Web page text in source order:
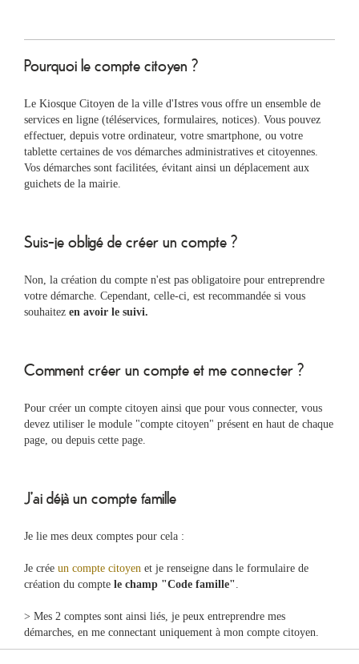
Ma
Culture
&
Loisirs
|
Tourisme
Infos
Circulation
Pourquoi le compte citoyen ?
Le Kiosque Citoyen de la ville d'Istres vous offre un ensemble de
services en ligne (téléservices, formulaires, notices). Vous pouvez
effectuer, depuis votre ordinateur, votre smartphone, ou votre
tablette certaines de vos démarches administratives et citoyennes.
Vos démarches sont facilitées, évitant ainsi un déplacement aux
guichets de la mairie.
Suis-je obligé de créer un compte ?
Non, la création du compte n'est pas obligatoire pour entreprendre
votre démarche. Cependant, celle-ci, est recommandée si vous
souhaitez en avoir le suivi.
Comment créer un compte et me connecter ?
Pour créer un compte citoyen ainsi que pour vous connecter, vous
devez utiliser le module "compte citoyen" présent en haut de chaque
page, ou depuis cette page.
J'ai déjà un compte famille
Je lie mes deux comptes pour cela :
Je crée un compte citoyen et je renseigne dans le formulaire de
création du compte le champ "Code famille".
> Mes 2 comptes sont ainsi liés, je peux entreprendre mes
démarches, en me connectant uniquement à mon compte citoyen.